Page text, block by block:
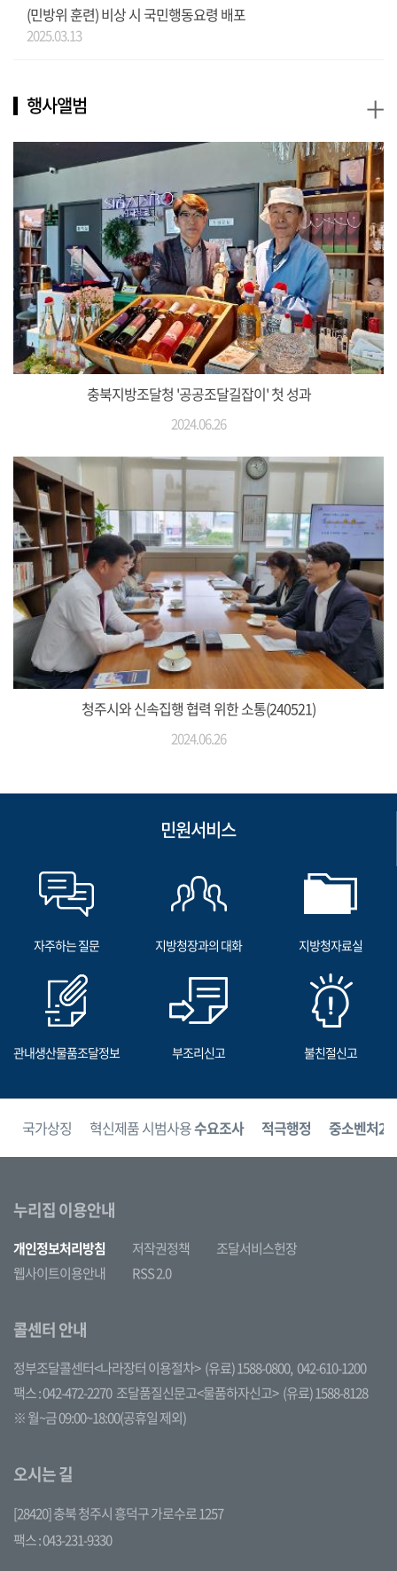
(민방위 훈련) 비상 시 국민행동요령 배포
2025.03.13
행사앨범
충북지방조달청 '공공조달길잡이' 첫 성과
2024.06.26
청주시와 신속집행 협력 위한 소통(240521)
2024.06.26
+
민원서비스
자주하는 질문 지방청장과의 대화 지방청자료실
관내생산물품조달정보 부조리신고 불친절신고
국가상징 혁신제품 시범사용수요조사 적극행정 중소벤처24
누리집 이용안내
개인정보처리방침 저작권정책
조달서비스헌장
웹사이트이용안내
RSS 2.0
콜센터 안내
정부조달콜센터<나라장터 이용절차> (유료) 1588-0800, 042-610-1200
팩스 : 042-472-2270 조달품질신문고<물품하자신고> (유료) 1588-8128
※ 월~금 09:00~18:00(공휴일 제외)
오시는 길
[28420] 충북 청주시 흥덕구 가로수로 1257
팩스 : 043-231-9330